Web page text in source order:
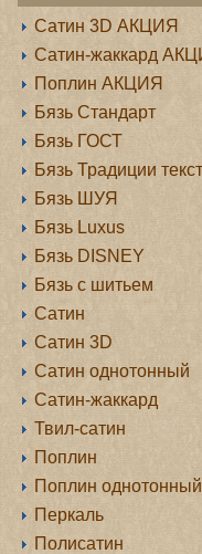
Сатин 3D АКЦИЯ
Сатин-жаккард
Поплин АКЦИЯ
Бязь Стандарт
Бязь ГОСТ
Бязь Традиции
Бязь ШУЯ
Бязь Luxus
Бязь DISNEY
Бязь с шитьем
Сатин
Сатин 3D
Сатин однотонный
Сатин-жаккард
Твил-сатин
Поплин
Поплин однотонный
Перкаль
Полисатин